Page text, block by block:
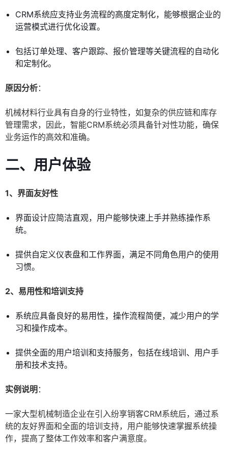
CRM系统应支持业务流程的高度定制化，能够根据企业的
运营模式进行优化设置。
包括订单处理、客户跟踪、报价管理等关键流程的自动化
和定制化。
原因分析：
机械材料行业具有自身的行业特性，如复杂的供应链和库存
管理需求，因此，智能CRM系统必须具备针对性功能，确保
业务运作的高效和准确。
二、用户体验
1、界面友好性
界面设计应简洁直观，用户能够快速上手并熟练操作系
统。
提供自定义仪表盘和工作界面，满足不同角色用户的使用
习惯。
2、易用性和培训支持
系统应具备良好的易用性，操作流程简便，减少用户的学
习和操作成本。
提供全面的用户培训和支持服务，包括在线培训、用户手
册和技术支持。
实例说明 ：
一家大型机械制造企业在引入纷享销客CRM系统后，通过系
统的友好界面和全面的培训支持，用户能够快速掌握系统操
作，提高了整体工作效率和客户满意度。